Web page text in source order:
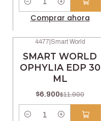
Cantidad
Comprar ahora
4477| Smart World
SMART WORLD
OPHYLIA EDP 30
ML
$6.900$11.900